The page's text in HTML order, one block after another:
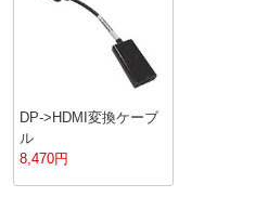
DP->HDMI変換ケーブ
ル
8,470円